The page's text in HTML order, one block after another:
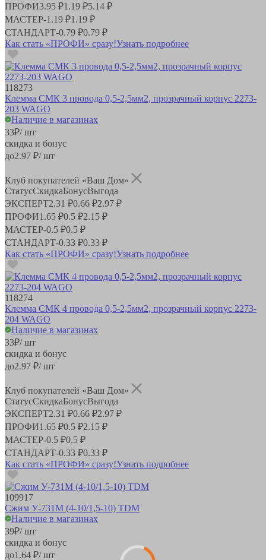
ПРОФИ3.95 ₽1.19 ₽5.14 ₽
МАСТЕР-1.19 ₽1.19 ₽
СТАНДАРТ-0.79 ₽0.79 ₽
Как стать «ПРОФИ» сразу!Узнать подробнее
118273
Клемма СМК 3 провода 0,5-2,5мм2, прозрачный корпус 2273-
203 WAGO
Наличие в магазинах
33₽/ шт
скидка и бонус
до2.97 ₽/ шт
Клуб покупателей «Ваш Дом»
СтатусСкидкаБонусВыгода
ЭКСПЕРТ2.31 ₽0.66 ₽2.97 ₽
ПРОФИ1.65 ₽0.5 ₽2.15 ₽
МАСТЕР-0.5 ₽0.5 ₽
СТАНДАРТ-0.33 ₽0.33 ₽
Как стать «ПРОФИ» сразу!Узнать подробнее
118274
Клемма СМК 4 провода 0,5-2,5мм2, прозрачный корпус 2273-
204 WAGO
Наличие в магазинах
33₽/ шт
скидка и бонус
до2.97 ₽/ шт
Клуб покупателей «Ваш Дом»
СтатусСкидкаБонусВыгода
ЭКСПЕРТ2.31 ₽0.66 ₽2.97 ₽
ПРОФИ1.65 ₽0.5 ₽2.15 ₽
МАСТЕР-0.5 ₽0.5 ₽
СТАНДАРТ-0.33 ₽0.33 ₽
Как стать «ПРОФИ» сразу!Узнать подробнее
109917
Сжим У-731М (4-10/1,5-10) TDM
Наличие в магазинах
39₽/ шт
скидка и бонус
до1.64 ₽/ шт